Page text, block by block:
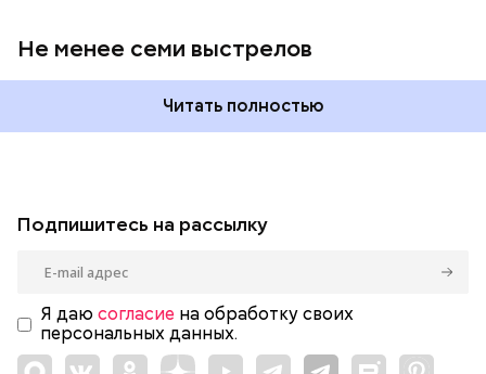
Не менее семи выстрелов
Читать полностью
Подпишитесь на рассылку
Я даю согласие на обработку своих
персональных данных.